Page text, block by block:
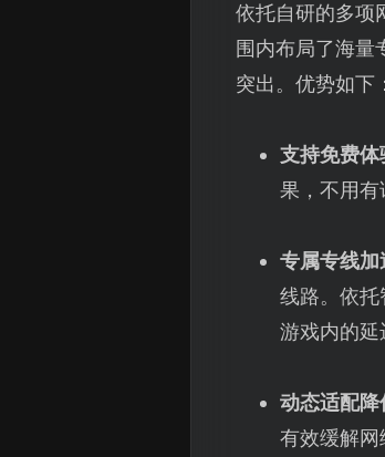
依托自研的多项
围内布局了海量
突出。优势如下：
支持免费体
果，不用有
专属专线加
线路。依
游戏内的延
动态适配降
有效缓解